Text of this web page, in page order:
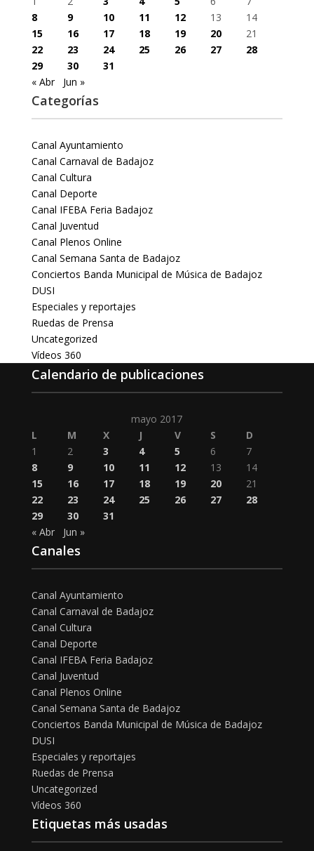
8
9 10 11 12 13
14
15
16 17 18 19 20
21
22
23 24 25 26 27
28
29
30
31
« Abr
Jun »
Categorías
Canal Ayuntamiento
Canal Carnaval de Badajoz
Canal Cultura
Canal Deporte
Canal IFEBA Feria Badajoz
Canal Juventud
Canal Plenos Online
Canal Semana Santa de Badajoz
Conciertos Banda Municipal de Música de Badajoz
DUSI
Especiales y reportajes
Ruedas de Prensa
Uncategorized
Vídeos 360
Calendario de publicaciones
mayo 2017
L
M X J V S
D
1
2 3 4 5 6
7
8
9 10 11 12 13
14
15
16 17 18 19 20
21
22
23 24 25 26 27
28
29
30
31
« Abr
Jun »
Canales
Canal Ayuntamiento
Canal Carnaval de Badajoz
Canal Cultura
Canal Deporte
Canal IFEBA Feria Badajoz
Canal Juventud
Canal Plenos Online
Canal Semana Santa de Badajoz
Conciertos Banda Municipal de Música de Badajoz
DUSI
Especiales y reportajes
Ruedas de Prensa
Uncategorized
Vídeos 360
Etiquetas más usadas